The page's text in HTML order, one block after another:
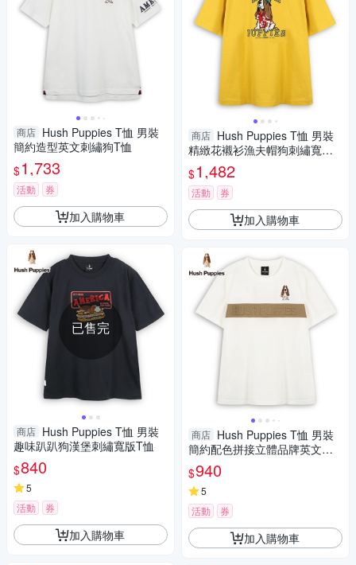
商店 Hush Puppies T恤 男裝
簡約造型英文刺繡狗T恤
$1,733
活動 券
加入購物車
已售完
商店 Hush Puppies T恤 男裝
趣味趴趴狗漢堡刺繡寬版T恤
$840
5
活動
券
加入購物車
商店 Hush Puppies T恤 男裝
精緻花襯衫漁夫帽狗刺繡寬版T
恤
$1,482
活動 券
加入購物車
商店 Hush Puppies T恤 男裝
簡約配色拼接立體品牌英文刺
繡狗T恤
$940
5
活動
券
加入購物車